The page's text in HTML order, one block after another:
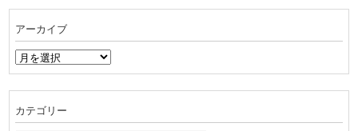
アーカイブ
ア
ー
ブ
カテゴリー